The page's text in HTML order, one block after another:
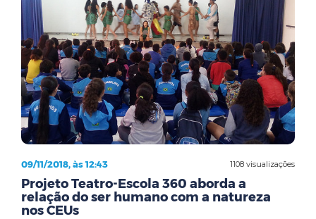
1108 visualizações
09/11/2018, às 12:43
Projeto Teatro-Escola 360 aborda a
relação do ser humano com a natureza
nos CEUs